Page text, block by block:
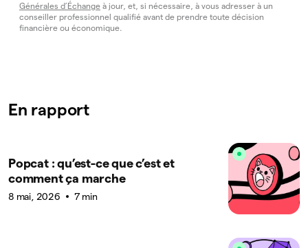
Générales d’Échange à jour, et, si nécessaire, à vous adresser à un
conseiller professionnel qualifié avant de prendre toute décision
financière ou économique.
En rapport
Popcat : qu’est-ce que c’est et
comment ça marche
8 mai, 2026 7 min